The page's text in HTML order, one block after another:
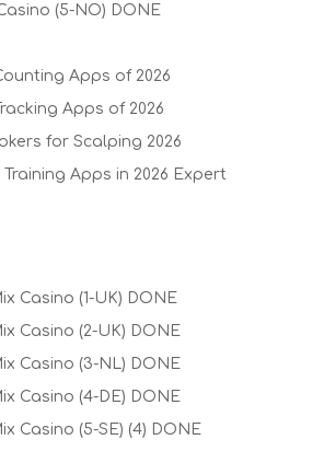
(5-NO) DONE
Apps of 2026
Apps of 2026
for Scalping 2026
Apps in 2026 Expert
Casino (1-UK) DONE
Casino (2-UK) DONE
Casino (3-NL) DONE
Casino (4-DE) DONE
Casino (5-SE) (4) DONE